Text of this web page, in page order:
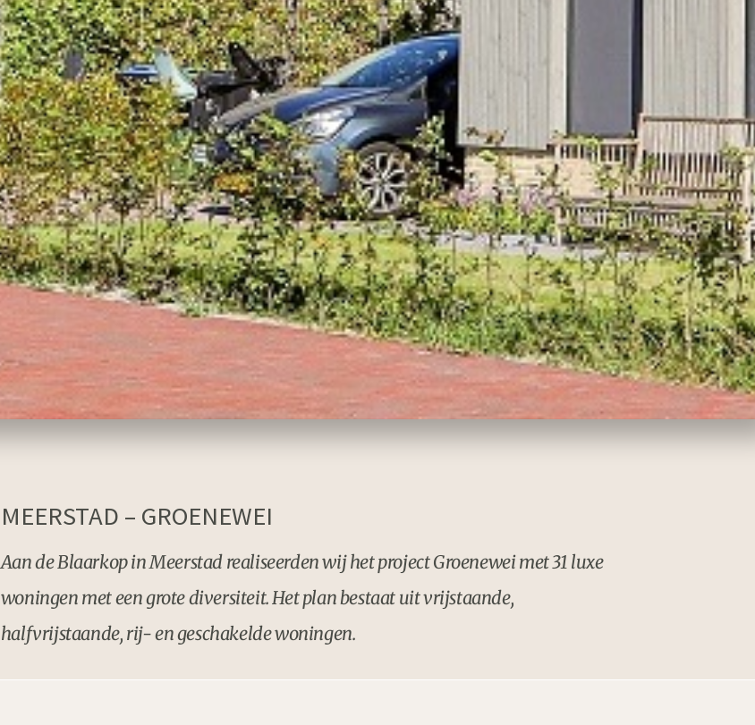
MEERSTAD – GROENEWEI
Aan de Blaarkop in Meerstad realiseerden wij het project Groenewei met 31 luxe
woningen met een grote diversiteit. Het plan bestaat uit vrijstaande,
halfvrijstaande, rij- en geschakelde woningen.